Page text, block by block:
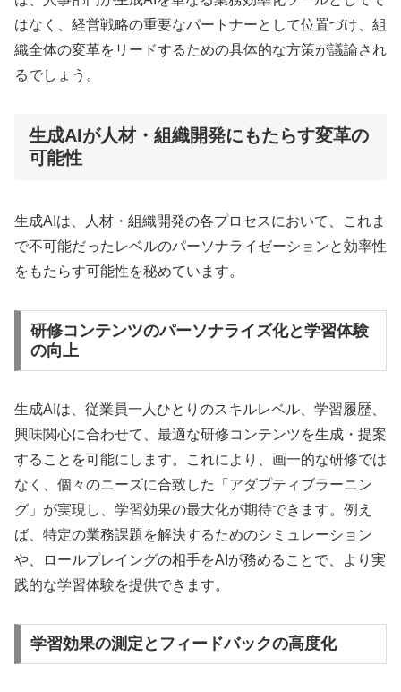
はなく、経営戦略の重要なパートナーとして位置づけ、組
織全体の変革をリードするための具体的な方策が議論され
るでしょう。
生成AIが人材・組織開発にもたらす変革の
可能性
生成AIは、人材・組織開発の各プロセスにおいて、これま
で不可能だったレベルのパーソナライゼーションと効率性
をもたらす可能性を秘めています。
研修コンテンツのパーソナライズ化と学習体験
の向上
生成AIは、従業員一人ひとりのスキルレベル、学習履歴、
興味関心に合わせて、最適な研修コンテンツを生成・提案
することを可能にします。これにより、画一的な研修では
なく、個々のニーズに合致した「アダプティブラーニン
グ」が実現し、学習効果の最大化が期待できます。例え
ば、特定の業務課題を解決するためのシミュレーション
や、ロールプレイングの相手をAIが務めることで、より実
践的な学習体験を提供できます。
学習効果の測定とフィードバックの高度化